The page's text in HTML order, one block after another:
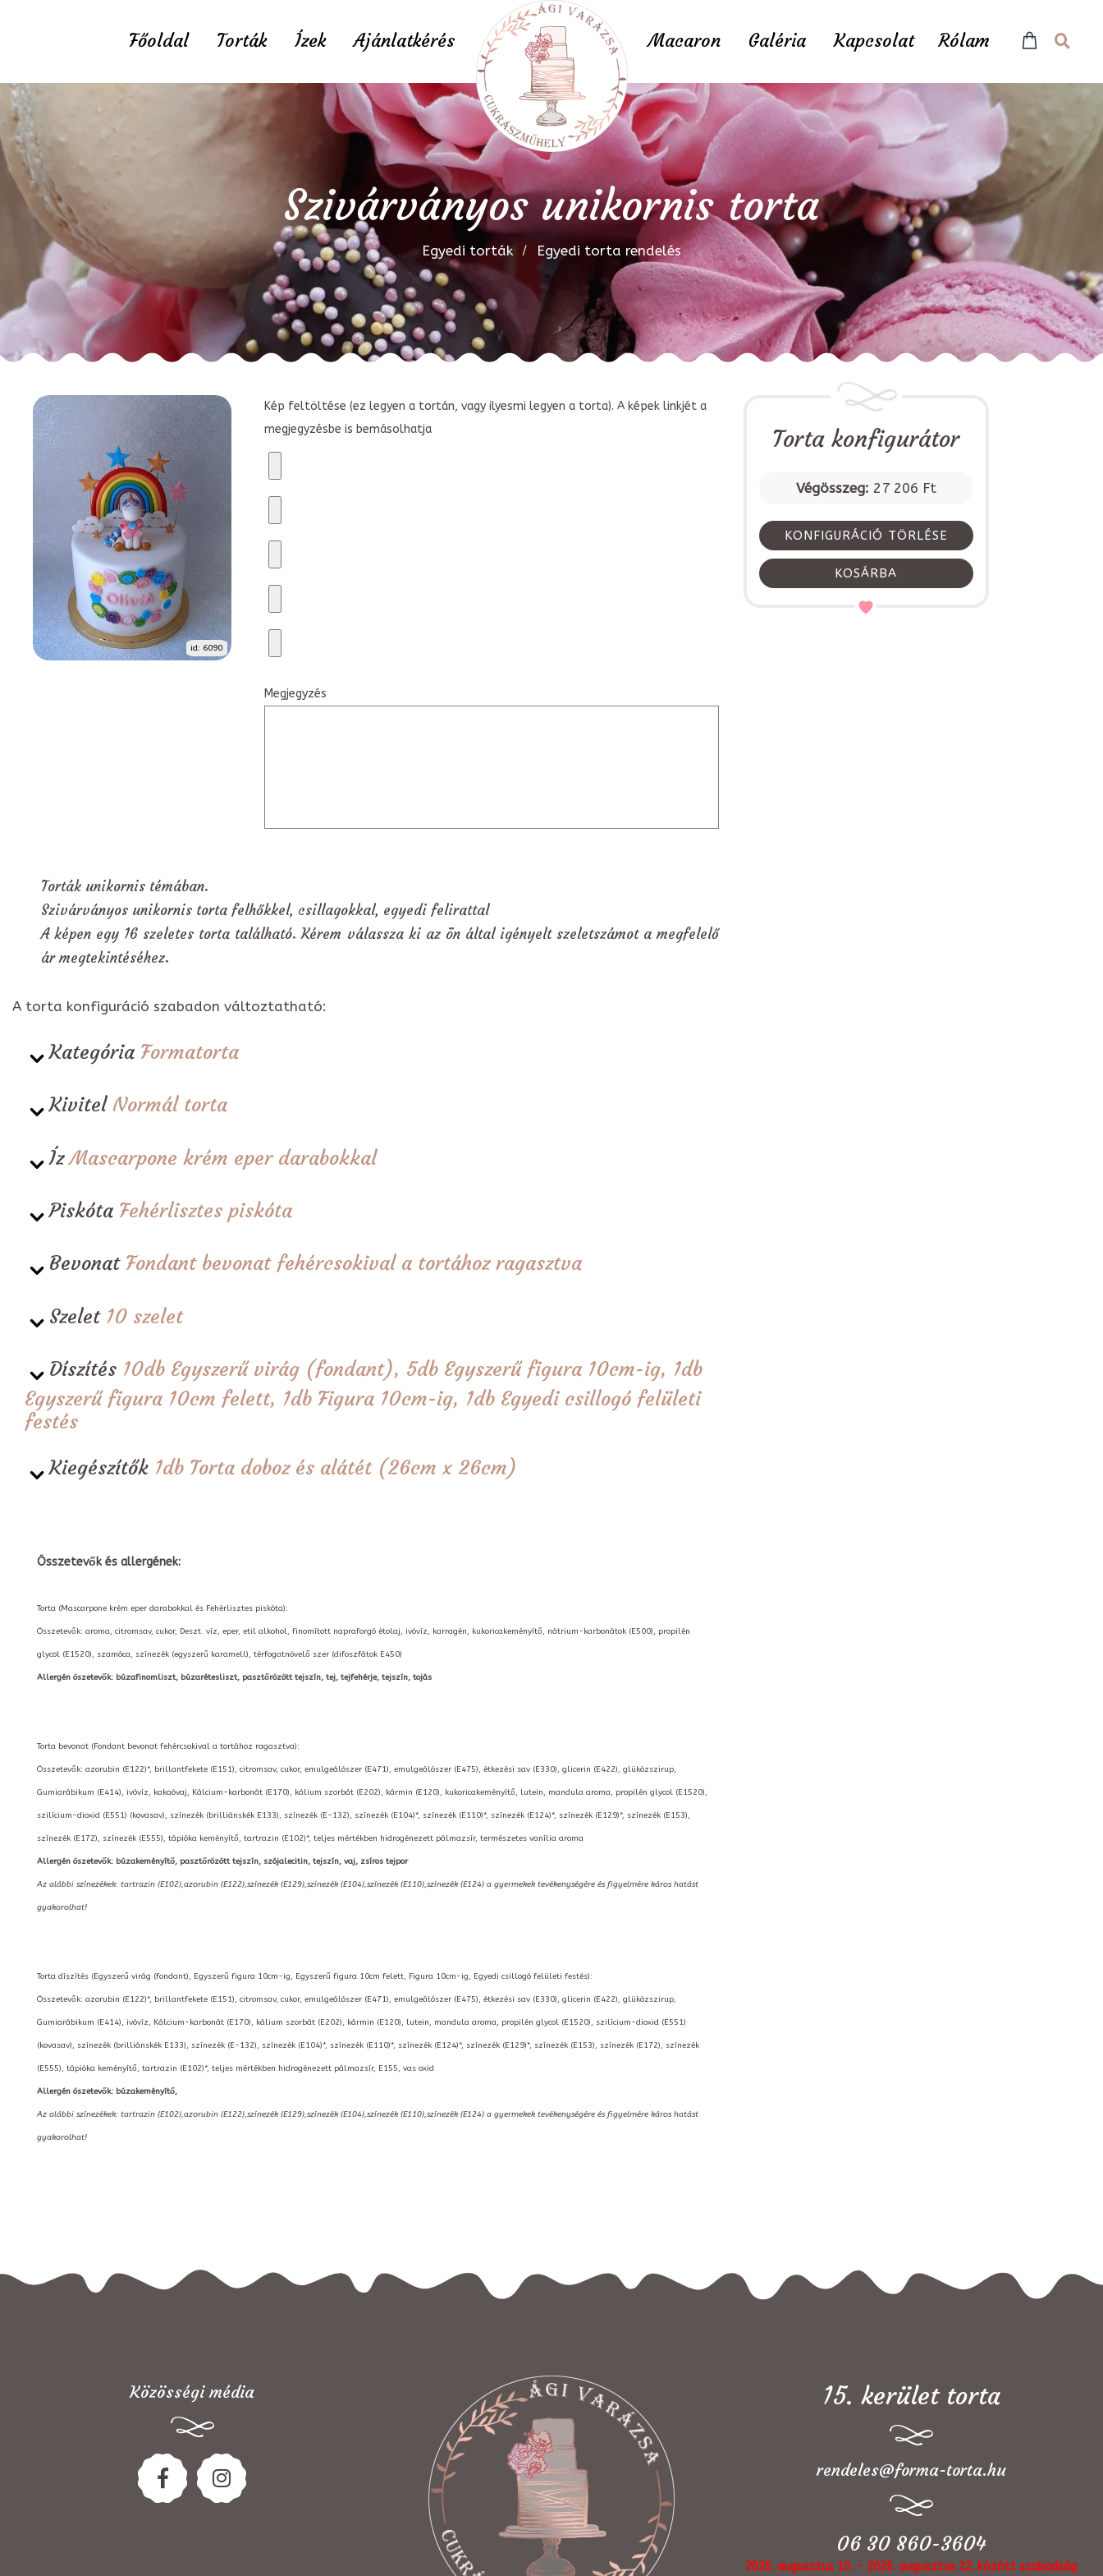
Főoldal Torták Ízek Ajánlatkérés Macaron Galéria Kapcsolat Rólam
Szivárványos unikornis torta
Egyedi torták Egyedi torta rendelés
id: 6090
Kép feltöltése (ez legyen a tortán, vagy ilyesmi legyen a torta). A képek linkjét a
megjegyzésbe is bemásolhatja
Megjegyzés
Torták unikornis témában.
Szivárványos unikornis torta felhőkkel, csillagokkal, egyedi felirattal
A képen egy 16 szeletes torta található. Kérem válassza ki az ön által igényelt szeletszámot a megfelelő
ár megtekintéséhez.
A torta konfiguráció szabadon változtatható:
Kategória Formatorta
Kivitel Normál torta
ÍzMascarpone krém eper darabokkal
Piskóta Fehérlisztes piskóta
Bevonat Fondant bevonat fehércsokival a tortához ragasztva
Szelet 10 szelet
Díszítés 10db Egyszerű virág (fondant), 5db Egyszerű figura 10cm-ig, 1db
Egyszerű figura 10cm felett, 1db Figura 10cm-ig, 1db Egyedi csillogó felületi
festés
Kiegészítők 1db Torta doboz és alátét (26cm x 26cm)
Torta konfigurátor
Végösszeg: 27 206 Ft
KONFIGURÁCIÓ TÖRLÉSE
KOSÁRBA
Összetevők és allergének:
Torta (Mascarpone krém eper darabokkal és Fehérlisztes piskóta):
Összetevők: aroma, citromsav, cukor, Deszt. víz, eper, etil alkohol, finomított napraforgó étolaj, ivóvíz, karragén, kukoricakeményítő, nátrium-karbonátok (E500), propilén
glycol (E1520), szamóca, színezék (egyszerű karamell), térfogatnövelő szer (difoszfátok E450)
Allergén öszetevők: búzafinomliszt, búzarétesliszt, pasztőrözött tejszín, tej, tejfehérje, tejszín, tojás
Torta bevonat (Fondant bevonat fehércsokival a tortához ragasztva):
Összetevők: azorubin (E122)*, brillantfekete (E151), citromsav, cukor, emulgeálószer (E471), emulgeálószer (E475), étkezési sav (E330), glicerin (E422), glükózszirup,
Gumiarábikum (E414), ivóvíz, kakaóvaj, Kálcium-karbonát (E170), kálium szorbát (E202), kármin (E120), kukoricakeményítő, lutein, mandula aroma, propilén glycol (E1520),
szilícium-dioxid (E551) (kovasav), színezék (brilliánskék E133), színezék (E-132), színezék (E104)*, színezék (E110)*, színezék (E124)*, színezék (E129)*, színezék (E153),
színezék (E172), színezék (E555), tápióka keményítő, tartrazin (E102)*, teljes mértékben hidrogénezett pálmazsír, természetes vanília aroma
Allergén öszetevők: búzakeményítő, pasztőrözött tejszín, szójalecitin, tejszín, vaj, zsíros tejpor
Az alábbi színezékek: tartrazin (E102),azorubin (E122),színezék (E129),színezék (E104),színezék (E110),színezék (E124) a gyermekek tevékenységére és figyelmére káros hatást
gyakorolhat!
Torta díszítés (Egyszerű virág (fondant), Egyszerű figura 10cm-ig, Egyszerű figura 10cm felett, Figura 10cm-ig, Egyedi csillogó felületi festés):
Összetevők: azorubin (E122)*, brillantfekete (E151), citromsav, cukor, emulgeálószer (E471), emulgeálószer (E475), étkezési sav (E330), glicerin (E422), glükózszirup,
Gumiarábikum (E414), ivóvíz, Kálcium-karbonát (E170), kálium szorbát (E202), kármin (E120), lutein, mandula aroma, propilén glycol (E1520), szilícium-dioxid (E551)
(kovasav), színezék (brilliánskék E133), színezék (E-132), színezék (E104)*, színezék (E110)*, színezék (E124)*, színezék (E129)*, színezék (E153), színezék (E172), színezék
(E555), tápióka keményítő, tartrazin (E102)*, teljes mértékben hidrogénezett pálmazsír, E155, vas oxid
Allergén öszetevők: búzakeményítő,
Az alábbi színezékek: tartrazin (E102),azorubin (E122),színezék (E129),színezék (E104),színezék (E110),színezék (E124) a gyermekek tevékenységére és figyelmére káros hatást
gyakorolhat!
Közösségi média 15. kerület torta
rendeles@forma-torta.hu
06 30 860-3604
2026. augusztus 10. - 2026. augusztus 22. között szabadság